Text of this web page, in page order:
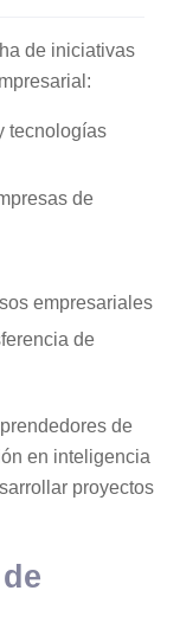
de iniciativas
tecnologías
de
empresariales
de
de
en inteligencia
proyectos